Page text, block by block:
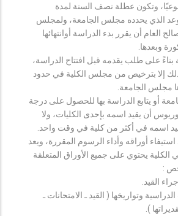
وتكون عطلة نصف السنة لمدة
الذي يحدده مجلس الجامعة، ولمجلس
العام أن يقرر بدء الدراسة أوانتهائها
وبعدها.
بناءً على طلب يقدمه قبل افتتاح الدراسة،
ذلك إلا بترخيص من مجلس الكلية في حدود
مجلس الجامعة.
أو يتابع الدراسة بها للحصول على درجة
أن يقيد اسمه بإحدى الكليات، ولا
اسمه في أكثر من كلية في وقت واحد.
أوراقه وأداء الرسوم المقررة، ويعد
يحتوي على جميع الأوراق المتعلقة
:
القيد.
وتواريخها ( القيد ـ الامتحانات ـ
).